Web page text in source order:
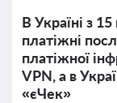
В Україні з
платіжні
платіжної
VPN, а в
«єЧек»